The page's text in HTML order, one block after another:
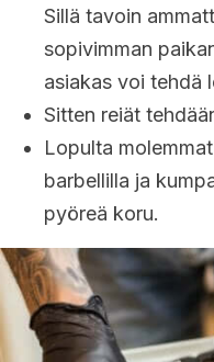
Sillä tavoin
sopivimman
asiakas voi tehdä
Sitten reiät
Lopulta
barbellilla ja
pyöreä koru.